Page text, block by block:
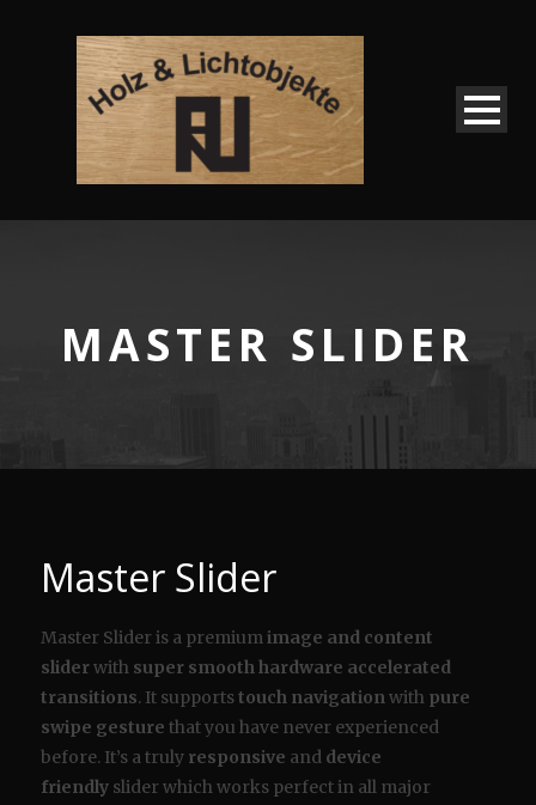
MASTER SLIDER
Master Slider
Master Slider is a premiumimage and content
sliderwith super smooth hardware accelerated
transitions. It supportstouch navigationwith pure
swipe gesture that you have never experienced
before. It’s a truly responsive and device
friendly slider which works perfect in all major